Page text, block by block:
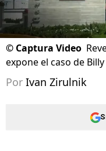
© Captura Video
expone el caso de
Por Ivan Zirulnik